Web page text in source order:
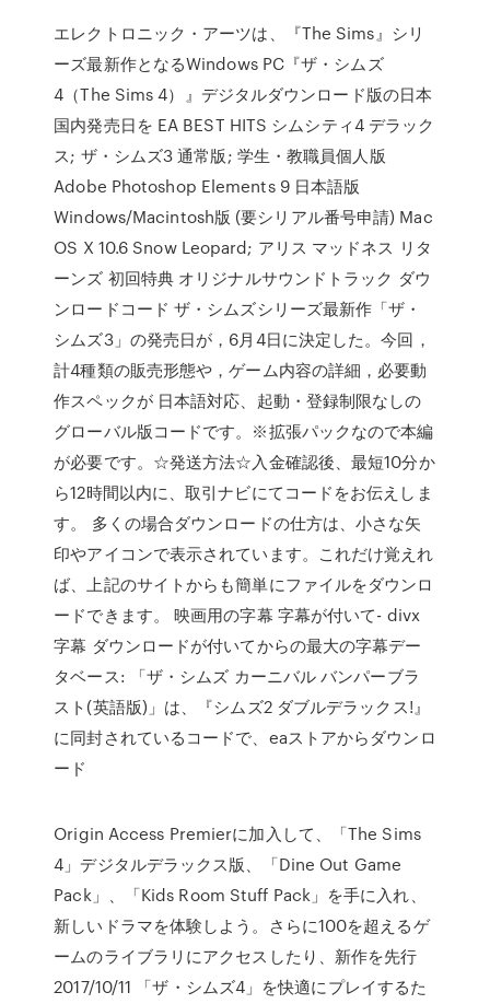
エレクトロニック・アーツは、『The Sims』シリ
ーズ最新作となるWindows PC『ザ・シムズ
4（The Sims 4）』デジタルダウンロード版の日本
国内発売日を EA BEST HITS シムシティ4 デラック
ス; ザ・シムズ3 通常版; 学生・教職員個人版
Adobe Photoshop Elements 9 日本語版
Windows/Macintosh版 (要シリアル番号申請) Mac
OS X 10.6 Snow Leopard; アリス マッドネス リタ
ーンズ 初回特典 オリジナルサウンドトラック ダウ
ンロードコード ザ・シムズシリーズ最新作「ザ・
シムズ3」の発売日が，6月4日に決定した。今回，
計4種類の販売形態や，ゲーム内容の詳細，必要動
作スペックが 日本語対応、起動・登録制限なしの
グローバル版コードです。※拡張パックなので本編
が必要です。☆発送方法☆入金確認後、最短10分か
ら12時間以内に、取引ナビにてコードをお伝えしま
す。 多くの場合ダウンロードの仕方は、小さな矢
印やアイコンで表示されています。これだけ覚えれ
ば、上記のサイトからも簡単にファイルをダウンロ
ードできます。 映画用の字幕 字幕が付いて- divx
字幕 ダウンロードが付いてからの最大の字幕デー
タベース: 「ザ・シムズ カーニバル バンパーブラ
スト(英語版)」は、『シムズ2 ダブルデラックス!』
に同封されているコードで、eaストアからダウンロ
ード
Origin Access Premierに加入して、「The Sims
4」デジタルデラックス版、「Dine Out Game
Pack」、「Kids Room Stuff Pack」を手に入れ、
新しいドラマを体験しよう。さらに100を超えるゲ
ームのライブラリにアクセスしたり、新作を先行
2017/10/11 「ザ・シムズ4」を快適にプレイするた